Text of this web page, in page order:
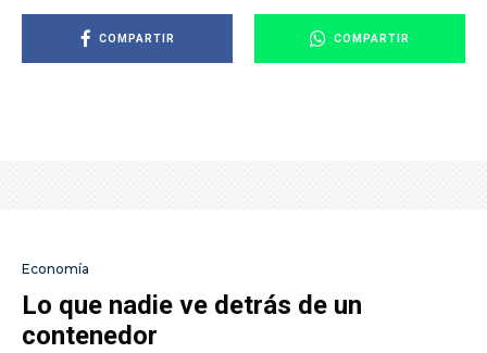
COMPARTIR COMPARTIR
Economía
Lo que nadie ve detrás de un
contenedor